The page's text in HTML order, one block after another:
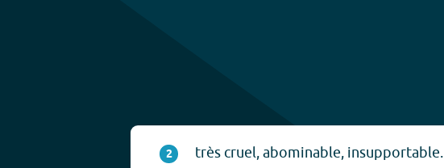
2 très cruel, abominable, insupportable.